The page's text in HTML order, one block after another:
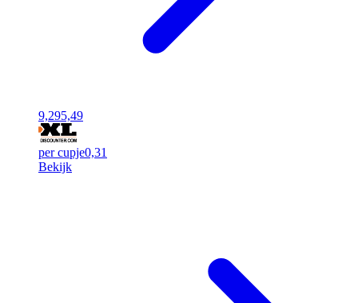
9,295,49
per cupje0,31
Bekijk